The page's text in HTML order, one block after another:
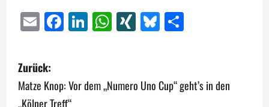
EmailFacebook
LinkedIn
WhatsApp
XINGBluesky
B
e
Zurück:
Matze Knop: Vor dem „Numero Uno Cup“ geht’s in den
„Kölner Treff“